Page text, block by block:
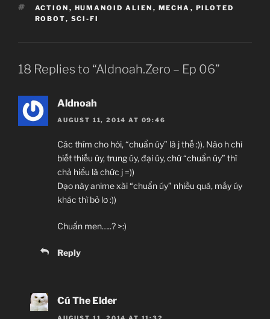
Aldnoah.Zero
06.07.2014 đến ??
Aoki Ei
(Kara no Kyoukai, Fate/Zero)
Fate/Zero)
“Heavenly blue.” by Kalafina.
TAGS
ACTION , HUMANOID ALIEN , MECHA , PILOTED
ROBOT, SCI-FI
18 Replies to “Aldnoah.Zero – Ep 06”
Aldnoah
AUGUST 11, 2014 AT 09:46
Các thím cho hỏi, “chuẩn úy” là j thế :)). Nào h chỉ
biết thiếu úy, trung úy, đại úy, chứ “chuẩn úy” thì
chả hiểu là chức j =))
Dạo này anime xài “chuẩn úy” nhiều quá, mấy úy
khác thì bỏ lơ :))
Chuẩn men…..? >:)
Reply
Cú The Elder
AUGUST 11, 2014 AT 11:32